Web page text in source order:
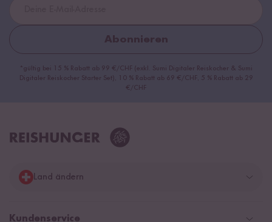
Abonnieren
*gültig bei 15 % Rabatt ab 99 €/CHF (exkl. Sumi Digitaler Reiskocher & Sumi
Digitaler Reiskocher Starter Set), 10 % Rabatt ab 69 €/CHF, 5 % Rabatt ab 29
€/CHF
Land ändern
Deutschland
Kundenservice